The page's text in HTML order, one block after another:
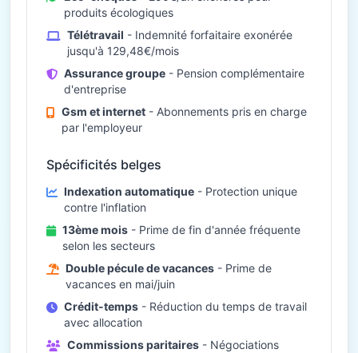
produits écologiques
Télétravail - Indemnité forfaitaire exonérée
jusqu'à 129,48€/mois
Assurance groupe - Pension complémentaire
d'entreprise
Gsm et internet - Abonnements pris en charge
par l'employeur
Spécificités belges
Indexation automatique - Protection unique
contre l'inflation
13ème mois - Prime de fin d'année fréquente
selon les secteurs
Double pécule de vacances - Prime de
vacances en mai/juin
Crédit-temps - Réduction du temps de travail
avec allocation
Commissions paritaires - Négociations